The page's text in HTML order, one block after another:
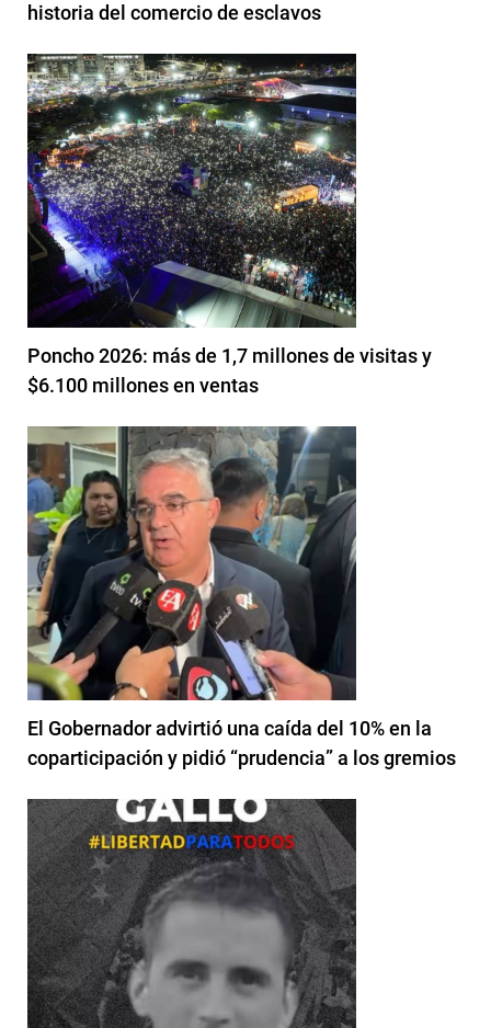
historia del comercio de esclavos
Poncho 2026: más de 1,7 millones de visitas y
$6.100 millones en ventas
El Gobernador advirtió una caída del 10% en la
coparticipación y pidió “prudencia” a los gremios